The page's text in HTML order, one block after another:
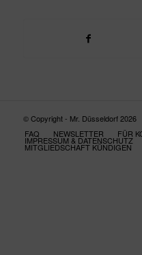
© Copyright - Mr. Düsseldorf 2026
FAQ
NEWSLETTER FÜR
IMPRESSUM & DATENSCHUTZ
MITGLIEDSCHAFT KÜNDIGEN